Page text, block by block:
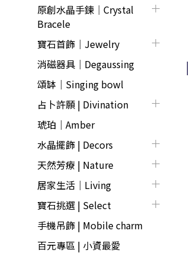
原創水晶手鍊│Crystal
Bracele
寶石首飾｜Jewelry
消磁器具｜Degaussing
頌缽｜Singing bowl
占卜許願 | Divination
琥珀｜Amber
水晶擺飾 | Decors
天然芳療 | Nature
居家生活｜Living
寶石挑選 | Select
手機吊飾 | Mobile charm
百元專區 | 小資最愛